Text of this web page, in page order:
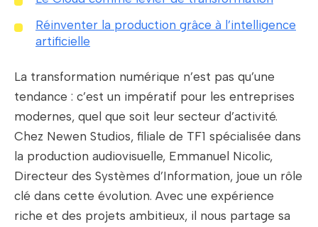
Réinventer la production grâce à l’intelligence
artificielle
La transformation numérique n’est pas qu’une
tendance : c’est un impératif pour les entreprises
modernes, quel que soit leur secteur d’activité.
Chez Newen Studios, filiale de TF1 spécialisée dans
la production audiovisuelle, Emmanuel Nicolic,
Directeur des Systèmes d’Information, joue un rôle
clé dans cette évolution. Avec une expérience
riche et des projets ambitieux, il nous partage sa